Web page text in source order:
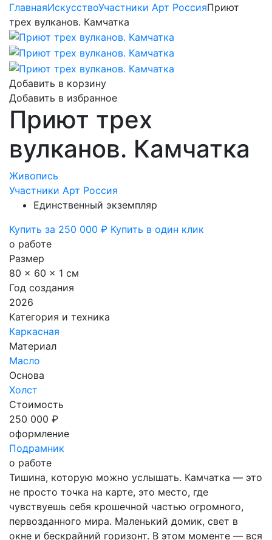
ГлавнаяИскусствоУчастники Арт РоссияПриют
трех вулканов. Камчатка
Добавить в корзину
Добавить в избранное
Приют трех
вулканов. Камчатка
Живопись
Участники Арт Россия
Единственный экземпляр
Купить за 250 000 ₽ Купить в один клик
о работе
Размер
80 x 60 x 1 см
Год создания
2026
Категория и техника
Каркасная
Материал
Масло
Основа
Холст
Стоимость
250 000 ₽
оформление
Подрамник
о работе
Тишина, которую можно услышать. Камчатка — это
не просто точка на карте, это место, где
чувствуешь себя крошечной частью огромного,
первозданного мира. Маленький домик, свет в
окне и бескрайний горизонт. В этом моменте — вся